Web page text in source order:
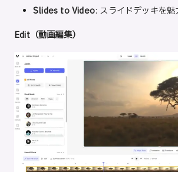
Slides to Video: スライドデッキを
Edit（動画編集）